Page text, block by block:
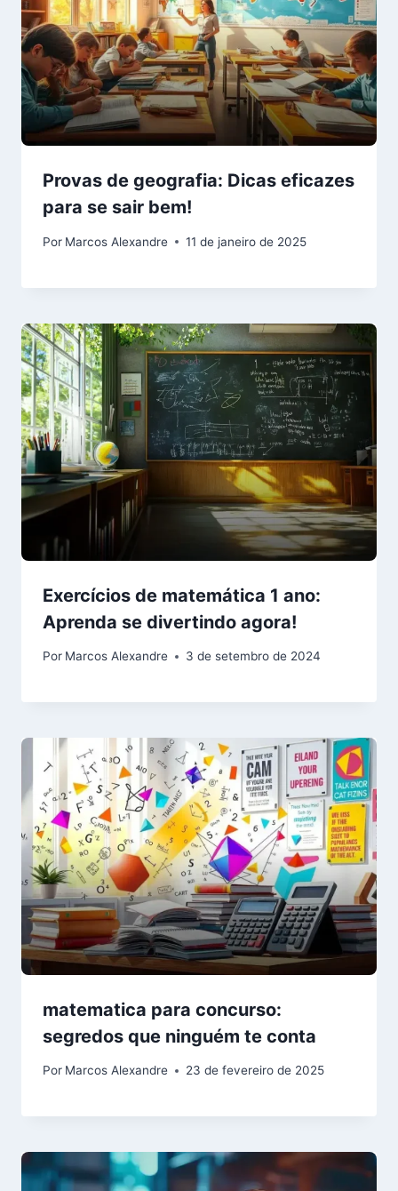
Provas de geografia: Dicas eficazes
para se sair bem!
Por Marcos Alexandre 11 de janeiro de 2025
Exercícios de matemática 1 ano:
Aprenda se divertindo agora!
Por Marcos Alexandre 3 de setembro de 2024
matematica para concurso:
segredos que ninguém te conta
Por Marcos Alexandre 23 de fevereiro de 2025